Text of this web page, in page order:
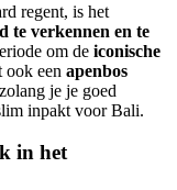
regent, is het
te verkennen en te
om de iconische
ook een apenbos
je je goed
inpakt voor Bali.
in het